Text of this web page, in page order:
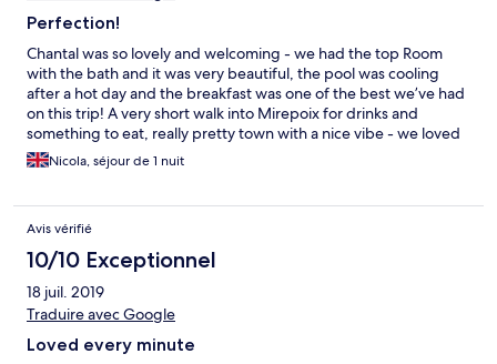
Perfection!
Chantal was so lovely and welcoming - we had the top Room
with the bath and it was very beautiful, the pool was cooling
after a hot day and the breakfast was one of the best we’ve had
on this trip! A very short walk into Mirepoix for drinks and
something to eat, really pretty town with a nice vibe - we loved
it! Nicola, séjour de 1 nuit
Avis vérifié
10/10 Exceptionnel
18 juil. 2019
Traduire avec Google
Loved every minute